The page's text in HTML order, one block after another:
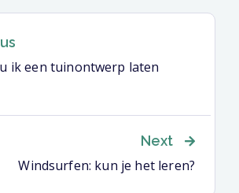
ik een tuinontwerp laten
Next
Windsurfen: kun je het leren?